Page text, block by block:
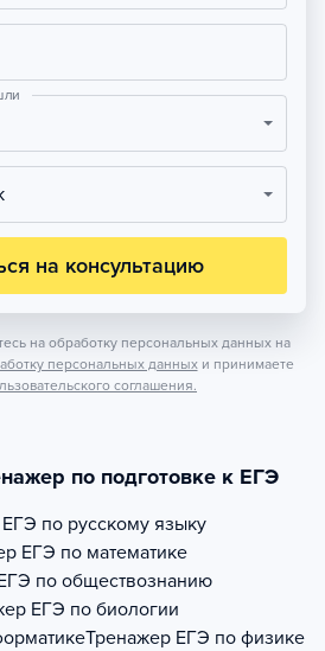
на консультацию
на обработку персональных данных на
персональных данных и принимаете
соглашения.
по подготовке к ЕГЭ
ЕГЭ по русскому языку
ЕГЭ по математике
по обществознанию
ЕГЭ по биологии
Тренажер ЕГЭ по физике